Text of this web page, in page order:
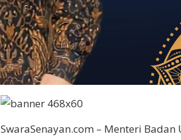
SwaraSenayan.com – Menteri